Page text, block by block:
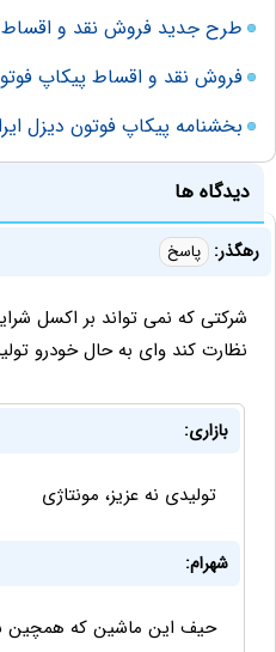
طرح جدید فروش نقد و اقساط
فروش نقد و اقساط پیکاپ فوتون
بخشنامه پیکاپ فوتون دیزل ایران
دیدگاه ها
رهگذر: پاسخ
شرکتی که نمی تواند بر اکسل
نظارت کند وای به حال خودرو
بازاری:
تولیدی نه عزیز، مونتاژی
شهرام:
حیف این ماشین که همچین